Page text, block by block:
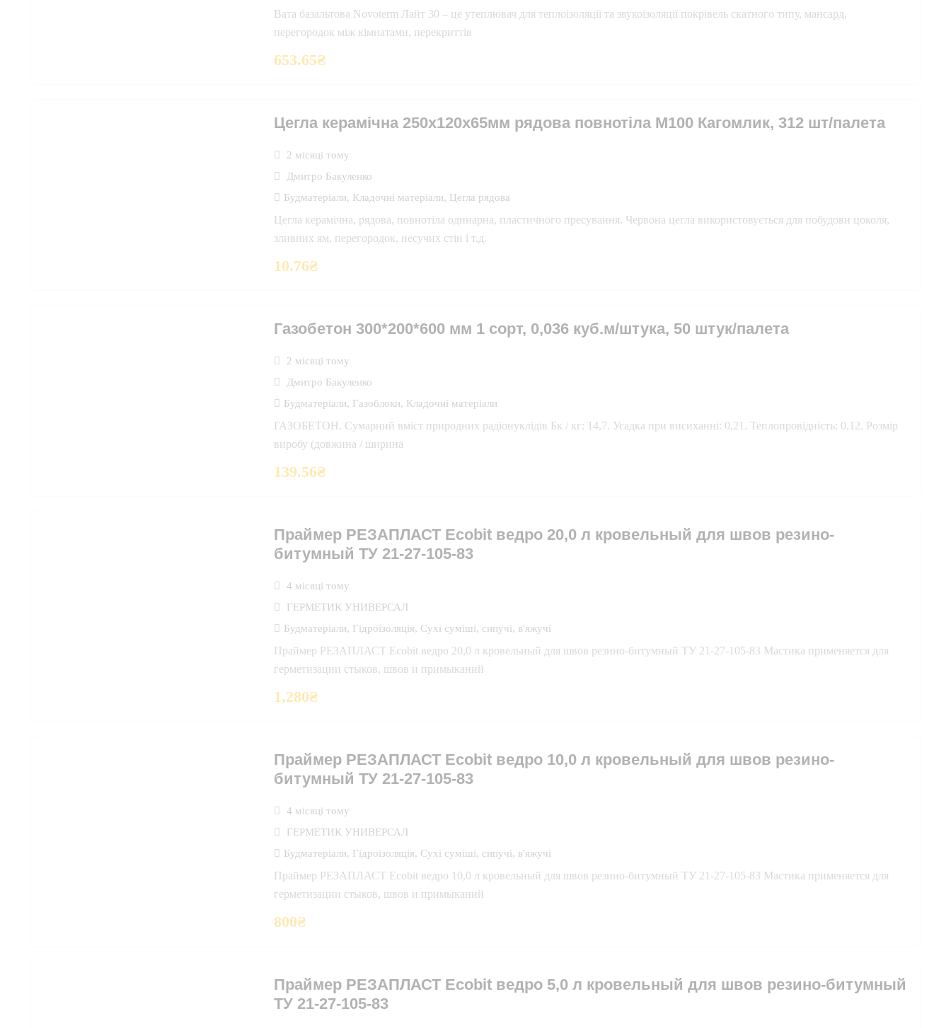
Вата базальтова Novoterm Лайт 30 – це утеплювач для теплоізоляції та звукоізоляції покрівель скатного типу, мансард,
перегородок між кімнатами, перекриттів
653.65₴
Цегла керамічна 250х120х65мм рядова повнотіла М100 Кагомлик, 312 шт/палета
2 місяці тому
Дмитро Бакуленко
Будматеріали, Кладочні матеріали, Цегла рядова
Цегла керамічна, рядова, повнотіла одинарна, пластичного пресування. Червона цегла використовується для побудови цоколя,
зливних ям, перегородок, несучих стін і т.д.
10.76₴
Газобетон 300*200*600 мм 1 сорт, 0,036 куб.м/штука, 50 штук/палета
2 місяці тому
Дмитро Бакуленко
Будматеріали, Газоблоки, Кладочні матеріали
ГАЗОБЕТОН. Сумарний вміст природних радіонуклідів Бк / кг: 14,7. Усадка при висиханні: 0,21. Теплопровідність: 0,12. Розмір
виробу (довжина / ширина
139.56₴
Праймер РЕЗАПЛАСТ Ecobit ведро 20,0 л кровельный для швов резино-
битумный ТУ 21-27-105-83
4 місяці тому
ГЕРМЕТИК УНИВЕРСАЛ
Будматеріали, Гідроізоляція, Сухі суміші, сипучі, в'яжучі
Праймер РЕЗАПЛАСТ Ecobit ведро 20,0 л кровельный для швов резино-битумный ТУ 21-27-105-83 Мастика применяется для
герметизации стыков, швов и примыканий
1,280₴
Праймер РЕЗАПЛАСТ Ecobit ведро 10,0 л кровельный для швов резино-
битумный ТУ 21-27-105-83
4 місяці тому
ГЕРМЕТИК УНИВЕРСАЛ
Будматеріали, Гідроізоляція, Сухі суміші, сипучі, в'яжучі
Праймер РЕЗАПЛАСТ Ecobit ведро 10,0 л кровельный для швов резино-битумный ТУ 21-27-105-83 Мастика применяется для
герметизации стыков, швов и примыканий
800₴
Праймер РЕЗАПЛАСТ Ecobit ведро 5,0 л кровельный для швов резино-битумный
ТУ 21-27-105-83